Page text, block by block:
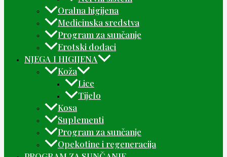
Oralna higijena
Medicinska sredstva
Program za sunčanje
Erotski dodaci
NJEGA I HIGIJENA
Koža
Lice
Tijelo
Kosa
Suplementi
Program za sunčanje
Opekotine i regeneracija